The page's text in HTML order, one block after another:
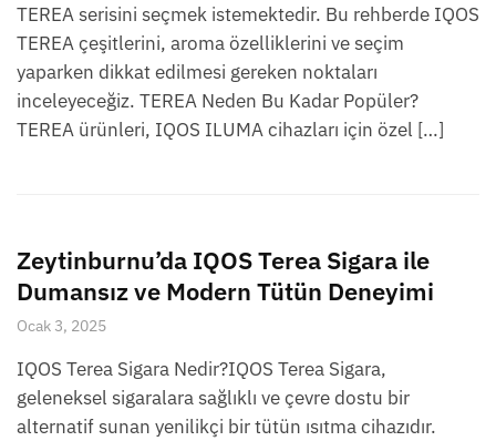
TEREA serisini seçmek istemektedir. Bu rehberde IQOS
TEREA çeşitlerini, aroma özelliklerini ve seçim
yaparken dikkat edilmesi gereken noktaları
inceleyeceğiz. TEREA Neden Bu Kadar Popüler?
TEREA ürünleri, IQOS ILUMA cihazları için özel […]
Zeytinburnu’da IQOS Terea Sigara ile
Dumansız ve Modern Tütün Deneyimi
Ocak 3, 2025
IQOS Terea Sigara Nedir?IQOS Terea Sigara,
geleneksel sigaralara sağlıklı ve çevre dostu bir
alternatif sunan yenilikçi bir tütün ısıtma cihazıdır.